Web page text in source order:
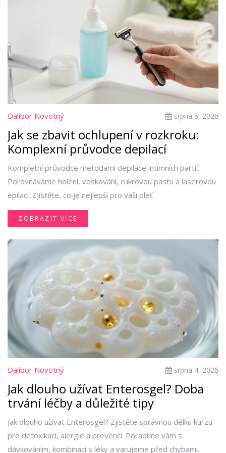
Dalibor Novotný srpna 5, 2026
Jak se zbavit ochlupení v rozkroku:
Komplexní průvodce depilací
Kompletní průvodce metodami depilace intimních partií.
Porovnáváme holení, voskování, cukrovou pastu a laserovou
epilaci. Zjistěte, co je nejlepší pro vaši pleť.
ZOBRAZIT VÍCE
Dalibor Novotný srpna 4, 2026
Jak dlouho užívat Enterosgel? Doba
trvání léčby a důležité tipy
Jak dlouho užívat Enterosgel? Zjistěte správnou délku kurzu
pro detoxikaci, alergie a prevenci. Poradíme vám s
dávkováním, kombinací s léky a varujeme před chybami.